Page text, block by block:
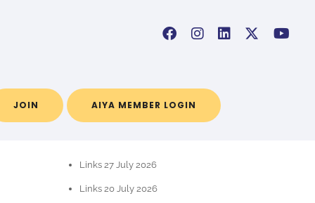
JOIN AIYA MEMBER LOGIN
Links 27 July 2026
Links 20 July 2026